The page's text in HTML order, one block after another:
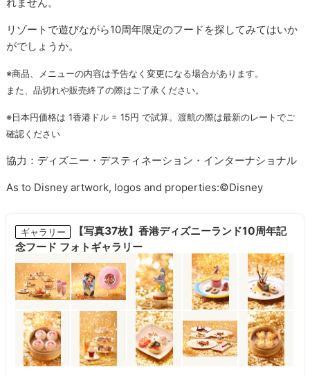
れません。
リゾートで遊びながら10周年限定のフードを探してみてはいか
がでしょうか。
※商品、メニューの内容は予告なく変更になる場合があります。
また、品切れや販売終了の際はご了承ください。
※日本円価格は 1香港ドル = 15円 で試算。渡航の際は最新のレートでご
確認ください
協力：ディズニー・デスティネーション・インターナショナル
As to Disney artwork, logos and properties:©Disney
ギャラリー
【写真37枚】香港ディズニーランド10周年記
念フード フォトギャラリー